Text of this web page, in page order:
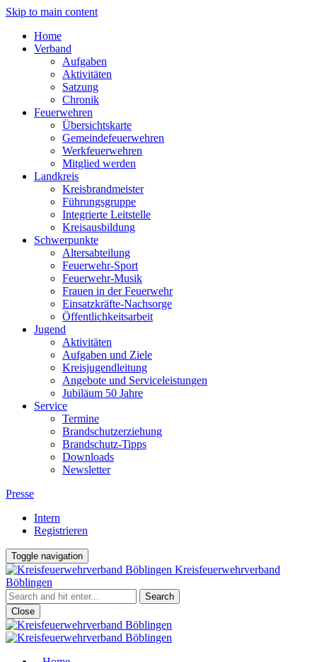
Skip to main content
Home
Verband
Aufgaben
Aktivitäten
Satzung
Chronik
Feuerwehren
Übersichtskarte
Gemeindefeuerwehren
Werkfeuerwehren
Mitglied werden
Landkreis
Kreisbrandmeister
Führungsgruppe
Integrierte Leitstelle
Kreisausbildung
Schwerpunkte
Altersabteilung
Feuerwehr-Sport
Feuerwehr-Musik
Frauen in der Feuerwehr
Einsatzkräfte-Nachsorge
Öffentlichkeitsarbeit
Jugend
Aktivitäten
Aufgaben und Ziele
Kreisjugendleitung
Angebote und Serviceleistungen
Jubiläum 50 Jahre
Service
Termine
Brandschutzerziehung
Brandschutz-Tipps
Downloads
Newsletter
Presse
Intern
Registrieren
Toggle navigation
Kreisfeuerwehrverband
Böblingen
Close